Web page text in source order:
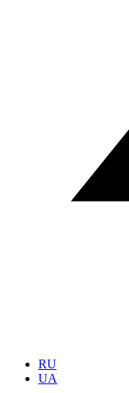
RU
UA